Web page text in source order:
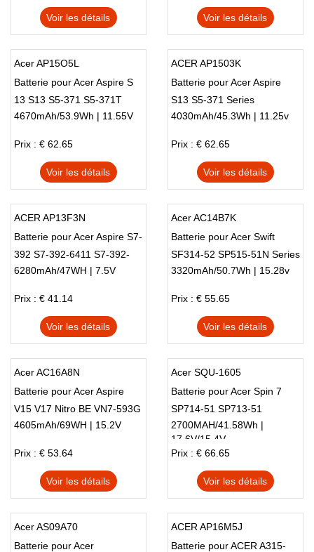
Voir les détails Voir les détails
Acer AP15O5L
Batterie pour Acer Aspire S
13 S13 S5-371 S5-371T
Series Swift 5
4670mAh/53.9Wh | 11.55V
Prix : € 62.65
Voir les détails
ACER AP1503K
Batterie pour Acer Aspire
S13 S5-371 Series
4030mAh/45.3Wh | 11.25v
Prix : € 62.65
Voir les détails
ACER AP13F3N
Batterie pour Acer Aspire S7-
392 S7-392-6411 S7-392-
6832 Ultrabook
6280mAh/47WH | 7.5V
Prix : € 41.14
Voir les détails
Acer AC14B7K
Batterie pour Acer Swift
SF314-52 SP515-51N Series
Laptop
3320mAh/50.7Wh | 15.28v
Prix : € 55.65
Voir les détails
Acer AC16A8N
Batterie pour Acer Aspire
V15 V17 Nitro BE VN7-593G
VN7-793G
4605mAh/69WH | 15.2V
Prix : € 53.64
Voir les détails
Acer SQU-1605
Batterie pour Acer Spin 7
SP714-51 SP713-51
KT0040B001
2700MAH/41.58Wh |
17.6V/15.4V
Prix : € 66.65
Voir les détails
Acer AS09A70
Batterie pour Acer
ACER AP16M5J
Batterie pour ACER A315-